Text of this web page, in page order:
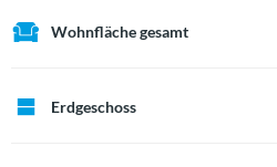
Wohnfläche gesamt
Erdgeschoss